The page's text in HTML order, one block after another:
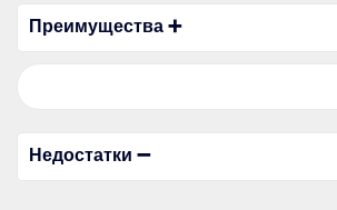
Преимущества ➕
Недостатки ➖